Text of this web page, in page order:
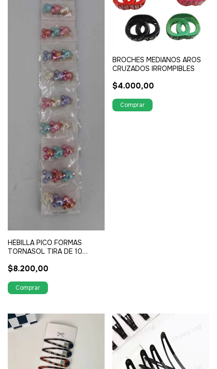
HEBILLA PICO FORMAS
TORNASOL TIRA DE 10
$8.200,00
BROCHES MEDIANOS AROS
CRUZADOS IRROMPIBLES
$4.000,00